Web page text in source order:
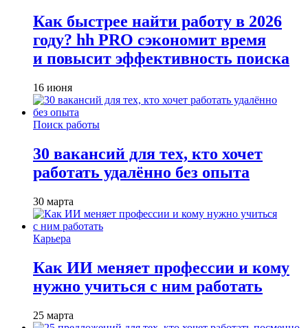
Как быстрее найти работу в 2026
году? hh PRO сэкономит время
и повысит эффективность поиска
16 июня
Поиск работы
30 вакансий для тех, кто хочет
работать удалённо без опыта
30 марта
Карьера
Как ИИ меняет профессии и кому
нужно учиться с ним работать
25 марта